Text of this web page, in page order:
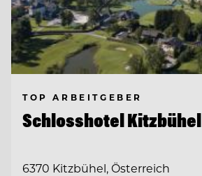
TOP ARBEITGEBER
Schlosshotel Kitzbühel
6370 Kitzbühel, Österreich